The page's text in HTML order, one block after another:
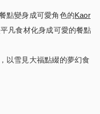
點變身成可愛角色的Kaor
凡食材化身成可愛的餐點
以雪見大福點綴的夢幻食